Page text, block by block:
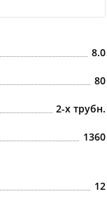
8.0
80
2-х трубн.
1360
12